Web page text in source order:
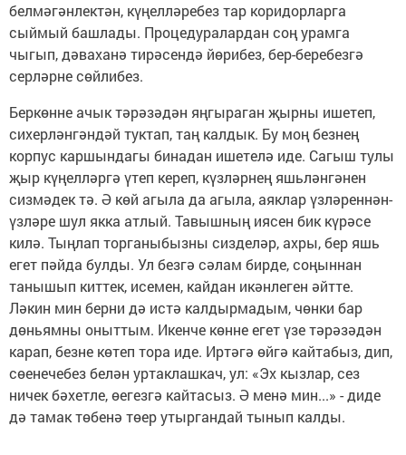
белмәгәнлектән, күңелләребез тар коридорларга
сыймый башлады. Процедуралардан соң урамга
чыгып, дәваханә тирәсендә йөрибез, бер-беребезгә
серләрне сөйлибез.
Беркөнне ачык тәрәзәдән яңгыраган җырны ишетеп,
сихерләнгәндәй туктап, таң калдык. Бу моң безнең
корпус каршындагы бинадан ишетелә иде. Сагыш тулы
җыр күңелләргә үтеп кереп, күзләрнең яшьләнгәнен
сизмәдек тә. Ә көй агыла да агыла, аяклар үзләреннән-
үзләре шул якка атлый. Тавышның иясен бик күрәсе
килә. Тыңлап торганыбызны сизделәр, ахры, бер яшь
егет пәйда булды. Ул безгә сәлам бирде, соңыннан
танышып киттек, исемен, кайдан икәнлеген әйтте.
Ләкин мин берни дә истә калдырмадым, чөнки бар
дөньямны оныттым. Икенче көнне егет үзе тәрәзәдән
карап, безне көтеп тора иде. Иртәгә өйгә кайтабыз, дип,
сөенечебез белән уртаклашкач, ул: «Эх кызлар, сез
ничек бәхетле, өегезгә кайтасыз. Ә менә мин...» - диде
дә тамак төбенә төер утыргандай тынып калды.